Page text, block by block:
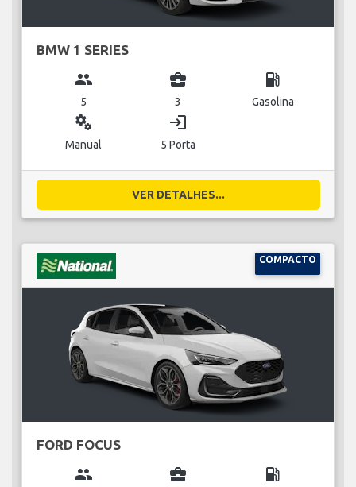
BMW 1 SERIES
group
5
business_center
3
local_gas_station
Gasolina
miscellaneous_services
Manual
login
5 Porta
VER DETALHES...
COMPACTO
FORD FOCUS
group business_center local_gas_station